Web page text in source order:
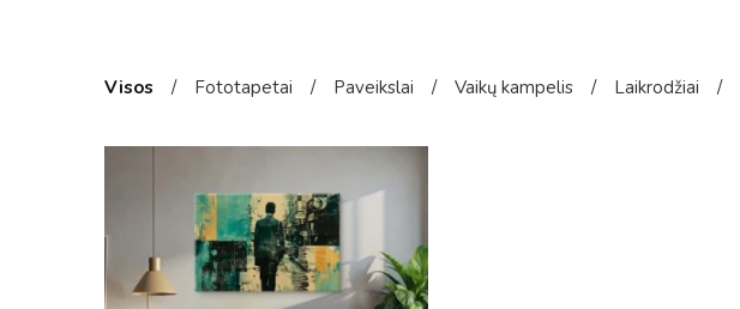
Visos / Fototapetai / Paveikslai / Vaikų kampelis / Laikrodžiai /